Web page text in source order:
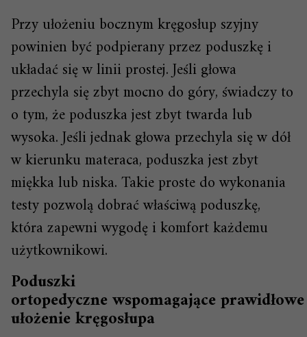
Przy ułożeniu bocznym kręgosłup szyjny
powinien być podpierany przez poduszkę i
układać się w linii prostej. Jeśli głowa
przechyla się zbyt mocno do góry, świadczy to
o tym, że poduszka jest zbyt twarda lub
wysoka. Jeśli jednak głowa przechyla się w dół
w kierunku materaca, poduszka jest zbyt
miękka lub niska. Takie proste do wykonania
testy pozwolą dobrać właściwą poduszkę,
która zapewni wygodę i komfort każdemu
użytkownikowi.
Poduszki
ortopedyczne wspomagające prawidłowe
ułożenie kręgosłupa